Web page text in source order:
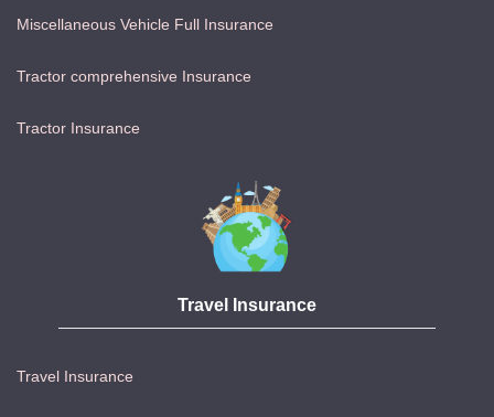
Miscellaneous Vehicle Full Insurance
Tractor comprehensive Insurance
Tractor Insurance
Travel Insurance
Travel Insurance